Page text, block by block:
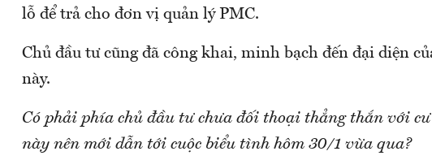
lỗ để trả cho đơn vị quản lý PMC.
Chủ đầu tư cũng đã công khai, minh bạch đến đại diện
này.
Có phải phía chủ đầu tư chưa đối thoại thẳng thắn với
này nên mới dẫn tới cuộc biểu tình hôm 30/1 vừa qua?